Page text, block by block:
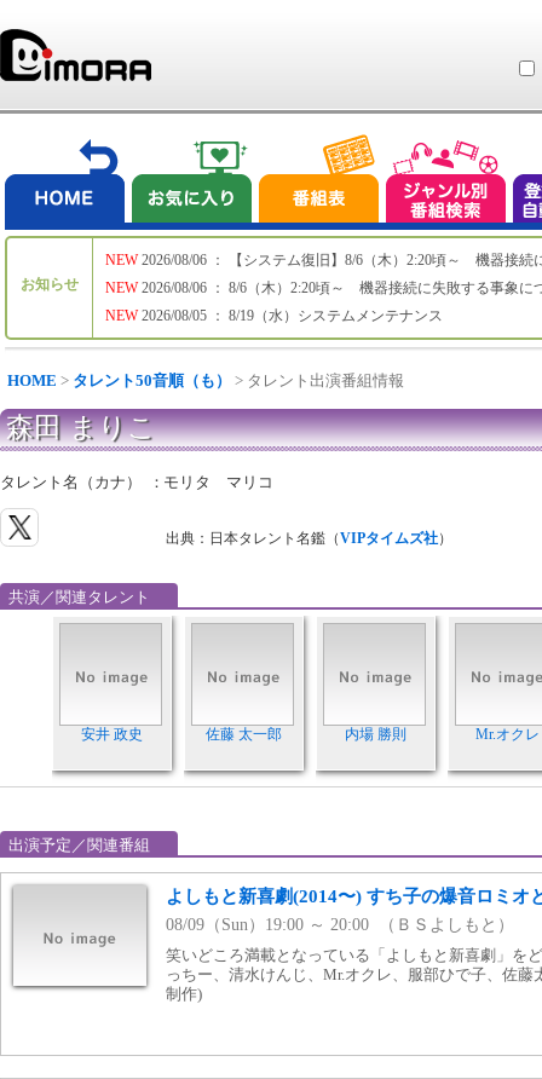
お知らせ
NEW
NEW
NEW
2026/08/06 ： 【システム復旧】8/6（木）2:20頃～ 機器接続
2026/08/06 ： 8/6（木）2:20頃～ 機器接続に失敗する事象に
2026/08/05 ： 8/19（水）システムメンテナンス
HOME > タレント50音順（も） > タレント出演番組情報
森田 まりこ
タレント名（カナ） ： モリタ マリコ
出典：日本タレント名鑑（VIPタイムズ社）
共演／関連タレント
安井 政史 佐藤 太一郎 内場 勝則 Mr.オクレ
出演予定／関連番組
よしもと新喜劇(2014〜) すち子の爆音ロミオ
08/09（Sun）19:00 ～ 20:00 （ＢＳよしもと）
笑いどころ満載となっている「よしもと新喜劇」を
っちー、清水けんじ、Mr.オクレ、服部ひで子、佐藤
制作)